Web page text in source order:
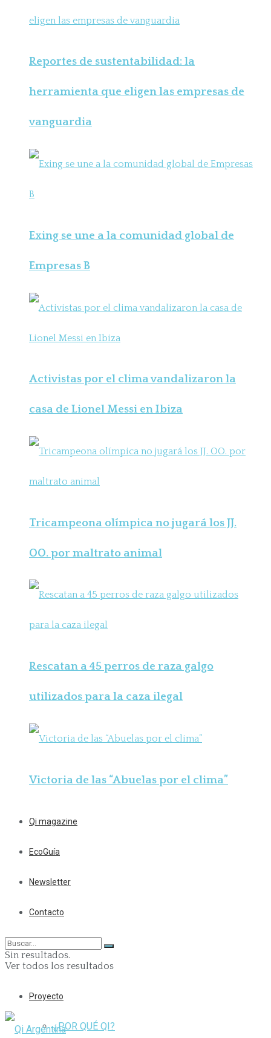
Reportes de sustentabilidad: la
herramienta que eligen las empresas de
vanguardia
Exing se une a la comunidad global de
Empresas B
Activistas por el clima vandalizaron la
casa de Lionel Messi en Ibiza
Tricampeona olímpica no jugará los JJ.
OO. por maltrato animal
Rescatan a 45 perros de raza galgo
utilizados para la caza ilegal
Victoria de las “Abuelas por el clima”
Qi magazine
EcoGuía
Newsletter
Contacto
Sin resultados.
Ver todos los resultados
Proyecto
¿POR QUÉ QI?